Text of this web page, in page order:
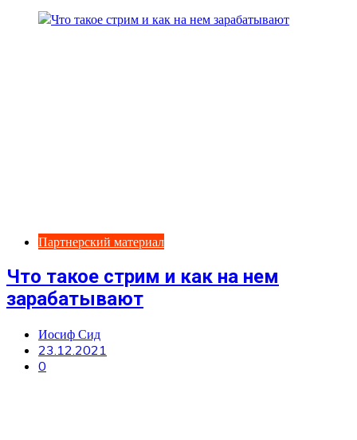
Партнерский материал
Что такое стрим и как на нем
зарабатывают
Иосиф Сид
23.12.2021
0